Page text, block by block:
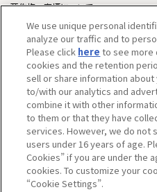
著作権・商標について
ウェブアクセシビリティ方針
カスタマーハラスメントに対する基
We use unique personal
analyze our traffic and to
Please click here to see more
cookies and the retention
sell or share information
to/with our analytics and
combine it with other
to them or that they have
services. However, we do not
users under 16 years of age.
Cookies” if you are under the
cookies. To customize your
“Cookie Settings”.